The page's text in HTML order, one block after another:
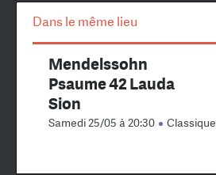
Dans le même lieu
Mendelssohn
Psaume 42 Lauda
Sion
Samedi 25/05 à 20:30 Classique